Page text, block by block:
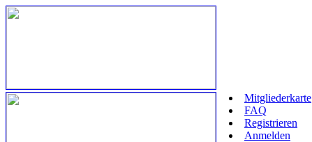
Mitgliederkarte
FAQ
Registrieren
Anmelden